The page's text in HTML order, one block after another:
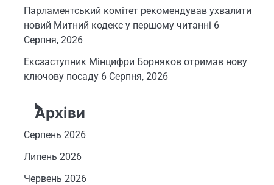
Парламентський комітет рекомендував ухвалити
новий Митний кодекс у першому читанні 6
Серпня, 2026
Ексзаступник Мінцифри Борняков отримав нову
ключову посаду 6 Серпня, 2026
Архіви
Серпень 2026
Липень 2026
Червень 2026